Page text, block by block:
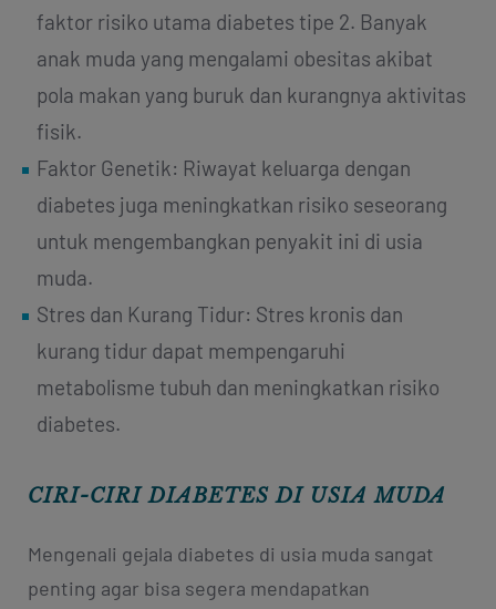
faktor risiko utama diabetes tipe 2. Banyak
anak muda yang mengalami obesitas akibat
pola makan yang buruk dan kurangnya aktivitas
fisik.
Faktor Genetik: Riwayat keluarga dengan
diabetes juga meningkatkan risiko seseorang
untuk mengembangkan penyakit ini di usia
muda.
Stres dan Kurang Tidur: Stres kronis dan
kurang tidur dapat mempengaruhi
metabolisme tubuh dan meningkatkan risiko
diabetes.
CIRI-CIRI DIABETES DI USIA MUDA
Mengenali gejala diabetes di usia muda sangat
penting agar bisa segera mendapatkan